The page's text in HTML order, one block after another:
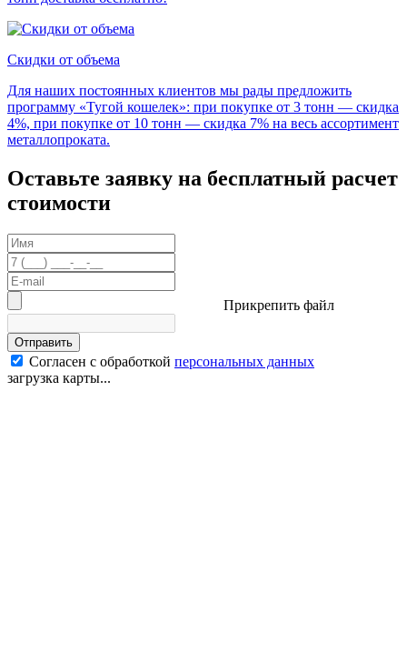
Скидки от объема
Для наших постоянных клиентов мы рады предложить
программу «Тугой кошелек»: при покупке от 3 тонн — скидка
4%, при покупке от 10 тонн — скидка 7% на весь ассортимент
металлопроката.
Оставьте заявку на бесплатный расчет
стоимости
Прикрепить файл
Отправить
Согласен с обработкой персональных данных
загрузка карты...